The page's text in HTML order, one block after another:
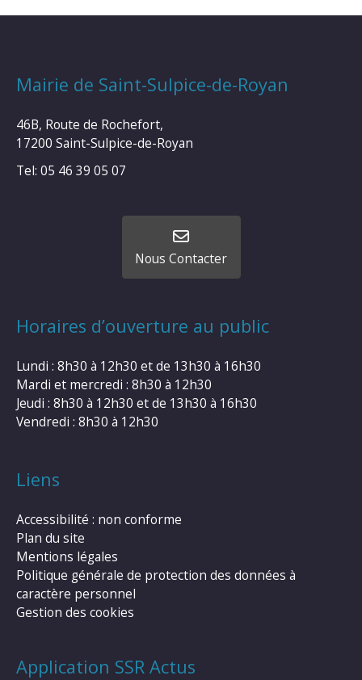
Mairie de Saint-Sulpice-de-Royan
46B, Route de Rochefort,
17200 Saint-Sulpice-de-Royan
Tel: 05 46 39 05 07
Nous Contacter
Horaires d’ouverture au public
Lundi : 8h30 à 12h30 et de 13h30 à 16h30
Mardi et mercredi : 8h30 à 12h30
Jeudi : 8h30 à 12h30 et de 13h30 à 16h30
Vendredi : 8h30 à 12h30
Liens
Accessibilité : non conforme
Plan du site
Mentions légales
Politique générale de protection des données à
caractère personnel
Gestion des cookies
Application SSR Actus